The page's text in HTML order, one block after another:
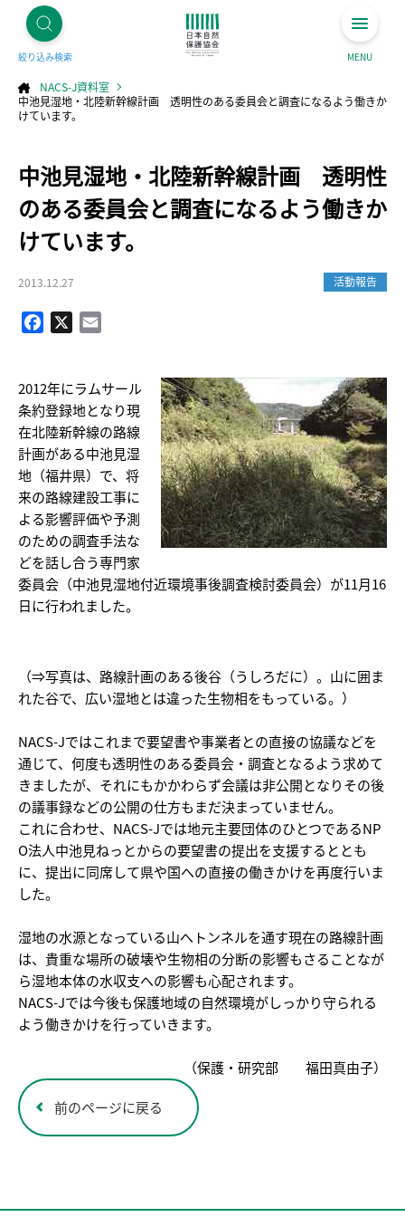
絞り込み検索 MENU
NACS-J資料室
中池見湿地・北陸新幹線計画 透明性のある委員会と調査になるよう働きか
けています。
中池見湿地・北陸新幹線計画 透明性
のある委員会と調査になるよう働きか
けています。
2013.12.27 活動報告
Facebook
2012年にラムサール
条約登録地となり現
在北陸新幹線の路線
計画がある中池見湿
地（福井県）で、将
来の路線建設工事に
よる影響評価や予測
のための調査手法な
どを話し合う専門家
委員会（中池見湿地付近環境事後調査検討委員会）が11月16
日に行われました。
（⇒写真は、路線計画のある後谷（うしろだに）。山に囲ま
れた谷で、広い湿地とは違った生物相をもっている。）
NACS-Jではこれまで要望書や事業者との直接の協議などを
通じて、何度も透明性のある委員会・調査となるよう求めて
きましたが、それにもかかわらず会議は非公開となりその後
の議事録などの公開の仕方もまだ決まっていません。
これに合わせ、NACS-Jでは地元主要団体のひとつであるNP
O法人中池見ねっとからの要望書の提出を支援するととも
に、提出に同席して県や国への直接の働きかけを再度行いま
した。
湿地の水源となっている山へトンネルを通す現在の路線計画
は、貴重な場所の破壊や生物相の分断の影響もさることなが
ら湿地本体の水収支への影響も心配されます。
NACS-Jでは今後も保護地域の自然環境がしっかり守られる
よう働きかけを行っていきます。
（保護・研究部 福田真由子）
前のページに戻る